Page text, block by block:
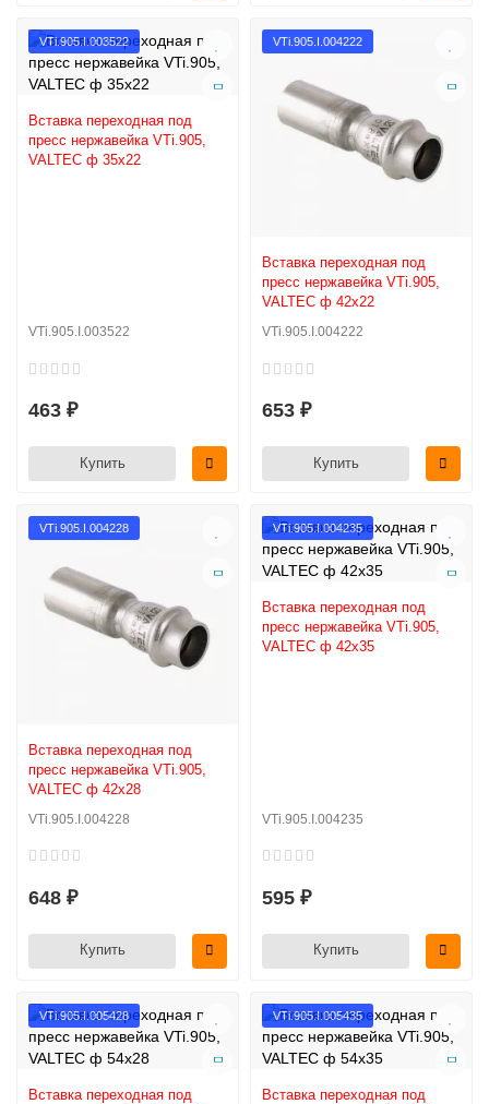
VTi.905.I.003522
Вставка переходная под
пресс нержавейка VTi.905,
VALTEC ф 35х22
VTi.905.I.003522
463 ₽
Купить
VTi.905.I.004222
Вставка переходная под
пресс нержавейка VTi.905,
VALTEC ф 42х22
VTi.905.I.004222
653 ₽
Купить
VTi.905.I.004228
Вставка переходная под
пресс нержавейка VTi.905,
VALTEC ф 42х28
VTi.905.I.004228
648 ₽
Купить
VTi.905.I.004235
Вставка переходная под
пресс нержавейка VTi.905,
VALTEC ф 42х35
VTi.905.I.004235
595 ₽
Купить
VTi.905.I.005428
Вставка переходная под
VTi.905.I.005435
Вставка переходная под